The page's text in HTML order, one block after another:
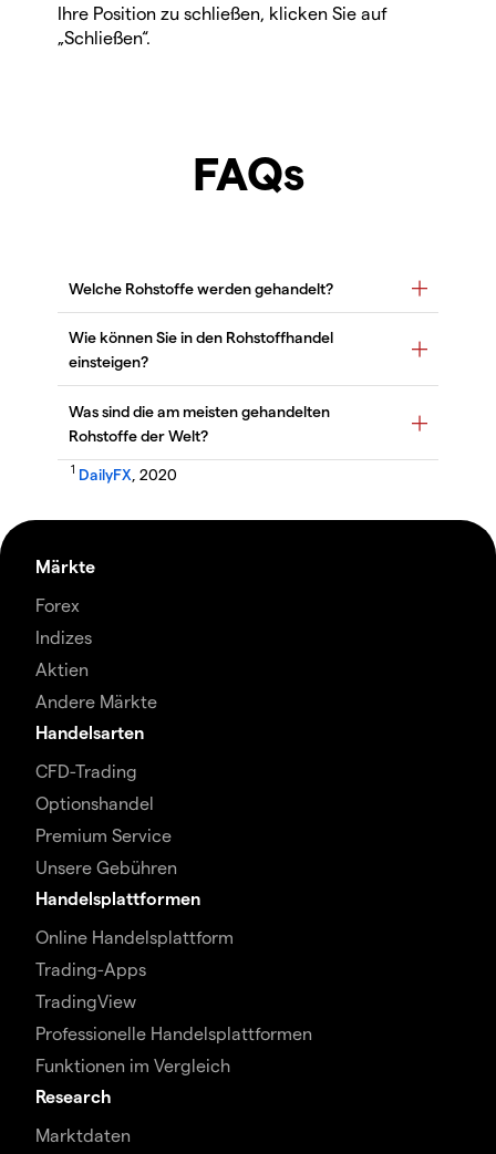
Ihre Position zu schließen, klicken Sie auf
„Schließen“.
FAQs
1 DailyFX , 2020
Märkte
Forex
Indizes
Aktien
Andere Märkte
Handelsarten
CFD-Trading
Optionshandel
Premium Service
Unsere Gebühren
Handelsplattformen
Online Handelsplattform
Trading-Apps
TradingView
Professionelle Handelsplattformen
Funktionen im Vergleich
Research
Marktdaten